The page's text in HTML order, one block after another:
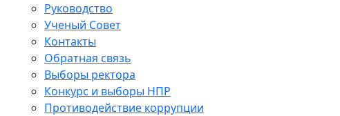
Руководство
Ученый Совет
Контакты
Обратная связь
Выборы ректора
Конкурс и выборы НПР
Противодействие коррупции